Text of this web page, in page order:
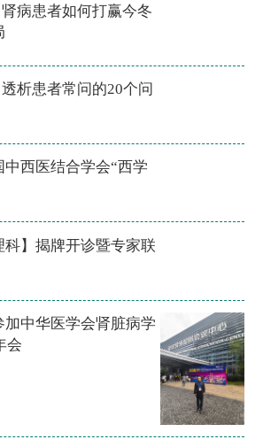
肾病患者如何打赢今冬
透析患者常问的20个问
中西医结合学会“西学
科】揭牌开诊暨专家联
中华医学会肾脏病学
会